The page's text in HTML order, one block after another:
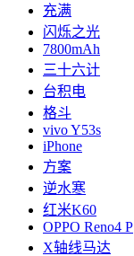
充满
闪烁之光
7800mAh
三十六计
台积电
格斗
vivo Y53s
iPhone
方案
逆水寒
红米K60
OPPO Reno4 P
X轴线马达